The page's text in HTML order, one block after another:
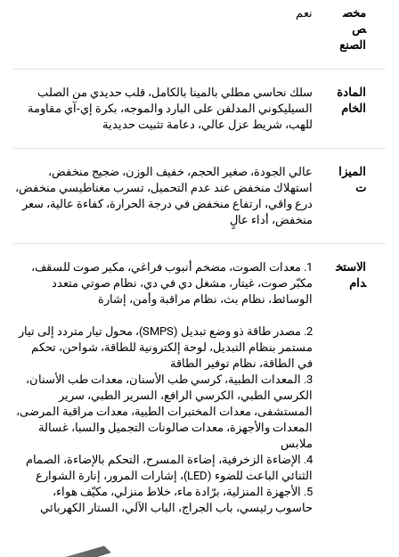
مخص
ص
الصنع
نعم
المادة
الخام
سلك نحاسي مطلي بالمينا بالكامل، قلب حديدي من الصلب
السيليكوني المدلفن على البارد والموجه، بكرة إي-آي مقاومة
للهب، شريط عزل عالي، دعامة تثبيت حديدية
الميزا
ت
عالي الجودة، صغير الحجم، خفيف الوزن، ضجيج منخفض،
استهلاك منخفض عند عدم التحميل، تسرب مغناطيسي منخفض،
درع واقي، ارتفاع منخفض في درجة الحرارة، كفاءة عالية، سعر
منخفض، أداء عالٍ
الاستخ
دام
1. معدات الصوت، مضخم أنبوب فراغي، مكبر صوت للسقف،
مكبّر صوت، غيتار، مشغل دي في دي، نظام صوتي متعدد
الوسائط، نظام بث، نظام مراقبة وأمن، إشارة
2. مصدر طاقة ذو وضع تبديل (SMPS)، محول تيار متردد إلى تيار
مستمر بنظام التبديل، لوحة إلكترونية للطاقة، شواحن، تحكم
في الطاقة، نظام توفير الطاقة
3. المعدات الطبية، كرسي طب الأسنان، معدات طب الأسنان،
الكرسي الطبي، الكرسي الرافع، السرير الطبي، سرير
المستشفى، معدات المختبرات الطبية، معدات مراقبة المرضى،
المعدات والأجهزة، معدات صالونات التجميل والسبا، غسالة
ملابس
4. الإضاءة الزخرفية، إضاءة المسرح، التحكم بالإضاءة، الصمام
الثنائي الباعث للضوء (LED)، إشارات المرور، إنارة الشوارع
5. الأجهزة المنزلية، برّادة ماء، خلاط منزلي، مكيّف هواء،
حاسوب رئيسي، باب الجراج، الباب الآلي، الستار الكهربائي